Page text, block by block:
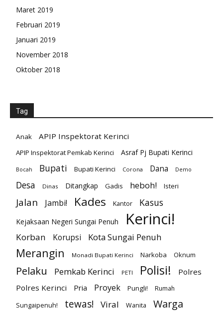
Maret 2019
Februari 2019
Januari 2019
November 2018
Oktober 2018
Tag
Anak APIP Inspektorat Kerinci
APIP Inspektorat Pemkab Kerinci Asraf Pj Bupati Kerinci
Bocah Bupati Bupati Kerinci Corona Dana Demo
Desa Dinas Ditangkap Gadis heboh! Isteri
Jalan Jambi! Kades Kantor Kasus
Kejaksaan Negeri Sungai Penuh Kerinci!
Korban Korupsi Kota Sungai Penuh
Merangin Monadi Bupati Kerinci Narkoba Oknum
Pelaku Pemkab Kerinci PETI Polisi!
Polres
Polres Kerinci
Pria Proyek Pungli! Rumah
Sungaipenuh! tewas! Viral Wanita Warga